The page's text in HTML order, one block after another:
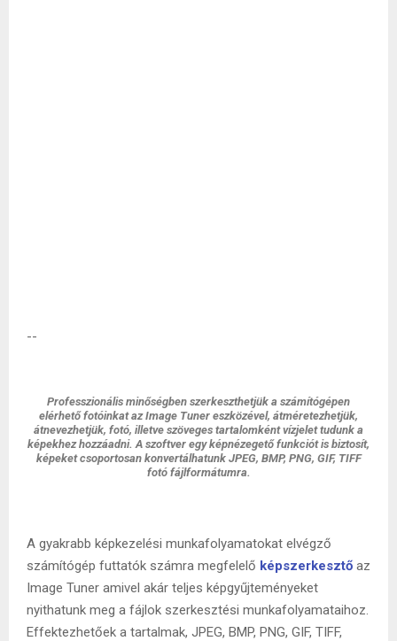
--
Professzionális minőségben szerkeszthetjük a számítógépen
elérhető fotóinkat az Image Tuner eszközével, átméretezhetjük,
átnevezhetjük, fotó, illetve szöveges tartalomként vízjelet tudunk a
képekhez hozzáadni. A szoftver egy képnézegető funkciót is biztosít,
képeket csoportosan konvertálhatunk JPEG, BMP, PNG, GIF, TIFF
fotó fájlformátumra.
A gyakrabb képkezelési munkafolyamatokat elvégző
számítógép futtatók számra megfelelő képszerkesztő az
Image Tuner amivel akár teljes képgyűjteményeket
nyithatunk meg a fájlok szerkesztési munkafolyamataihoz.
Effektezhetőek a tartalmak, JPEG, BMP, PNG, GIF, TIFF,